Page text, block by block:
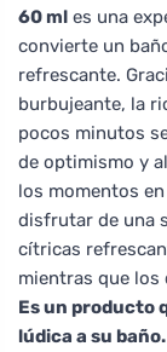
60 ml es una
convierte un
refrescante.
burbujeante, la
pocos minutos
de optimismo y
los momentos
disfrutar de una
cítricas
mientras que los
Es un producto
lúdica a su baño.